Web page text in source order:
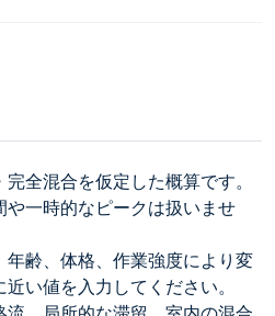
全混合を仮定した概算です。
一時的なピークは扱いませ
年齢、体格、作業強度により変
い値を入力してください。